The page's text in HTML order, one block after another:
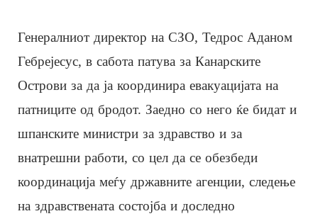
Генералниот директор на СЗО, Тедрос Аданом
Гебрејесус, в сабота патува за Канарските
Острови за да ја координира евакуацијата на
патниците од бродот. Заедно со него ќе бидат и
шпанските министри за здравство и за
внатрешни работи, со цел да се обезбеди
координација меѓу државните агенции, следење
на здравствената состојба и доследно